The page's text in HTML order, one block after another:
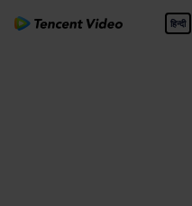
हिन्दी